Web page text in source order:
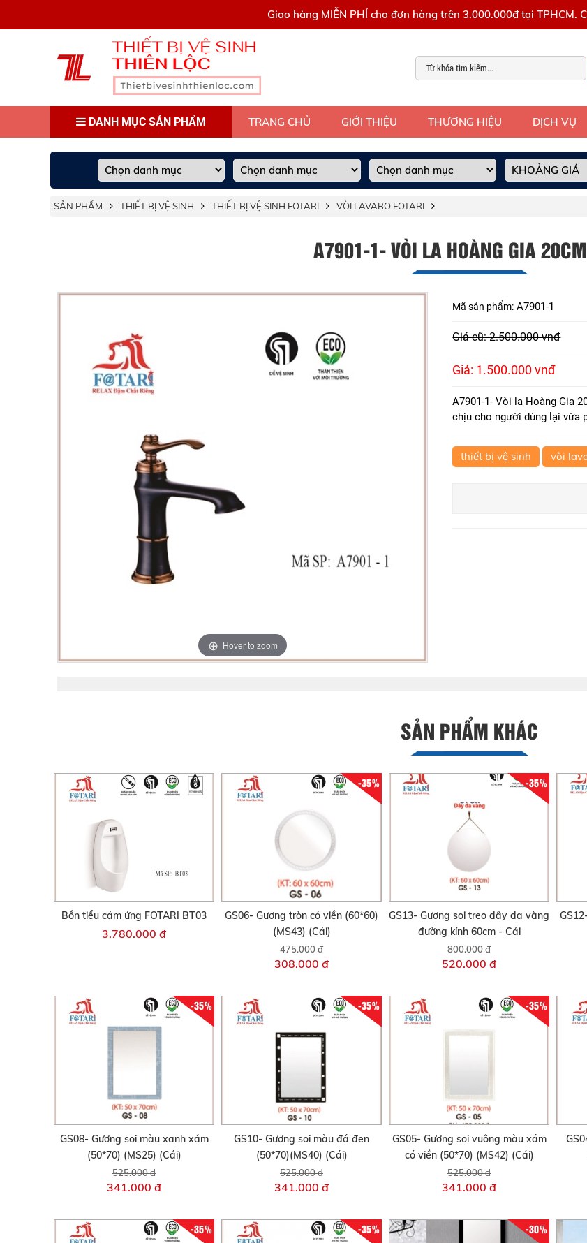
Giao hàng MIỄN PHÍ cho đơn hàng trên 3.000.000đ tại TPHCM.
DANH MỤC SẢN PHẨM TRANG CHỦ GIỚI THIỆU THƯƠNG HIỆU DỊCH VỤ
SẢN PHẨM THIẾT BỊ VỆ SINH THIẾT BỊ VỆ SINH FOTARI VÒI LAVABO FOTARI
A7901-1- VÒI LA HOÀNG GIA
Hover to zoom
Mã sản phẩm: A7901-1
Giá cũ: 2.500.000 vnđ
Giá: 1.500.000 vnđ
A7901-1- Vòi la Hoàng Gia
chịu cho người dùng lại vừa
thiết bị vệ sinh vòi
SẢN PHẨM KHÁC
Bồn tiểu cảm ứng FOTARI BT03
3.780.000 đ
-35%
GS06- Gương tròn có viền (60*60)
(MS43) (Cái)
475.000 đ
308.000 đ
-35%
GS13- Gương soi treo dây da vàng
đường kính 60cm - Cái
800.000 đ
520.000 đ
-35%
GS08- Gương soi màu xanh xám
(50*70) (MS25) (Cái)
525.000 đ
341.000 đ
-35%
GS10- Gương soi màu đá đen
(50*70)(MS40) (Cái)
525.000 đ
341.000 đ
-35%
GS05- Gương soi vuông màu xám
có viền (50*70) (MS42) (Cái)
525.000 đ
341.000 đ
-35% -35% -30%